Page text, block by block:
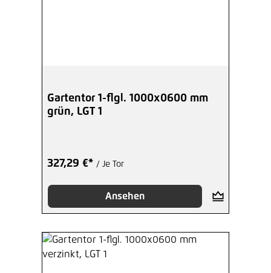
Gartentor 1-flgl. 1000x0600 mm
grün, LGT 1
327,29 €* / Je Tor
Ansehen